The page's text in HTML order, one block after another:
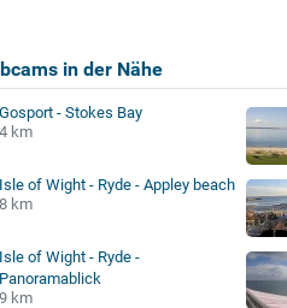
in der Nähe
Gosport - Stokes Bay
4 km
Isle of Wight - Ryde - Appley beach
8 km
Isle of Wight - Ryde -
Panoramablick
9 km